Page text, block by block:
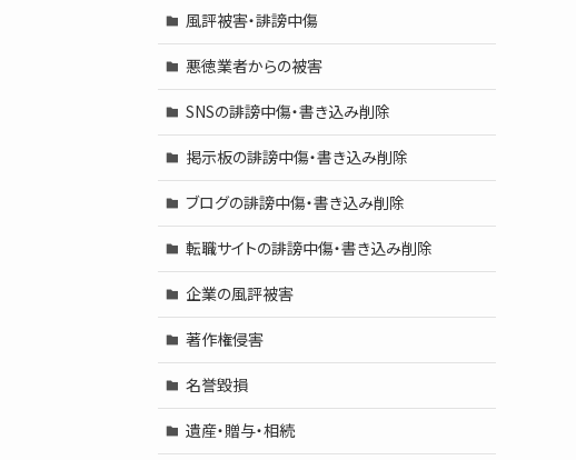
風評被害・誹謗中傷
悪徳業者からの被害
SNSの誹謗中傷・書き込み削除
掲示板の誹謗中傷・書き込み削除
ブログの誹謗中傷・書き込み削除
転職サイトの誹謗中傷・書き込み削除
企業の風評被害
著作権侵害
名誉毀損
遺産・贈与・相続